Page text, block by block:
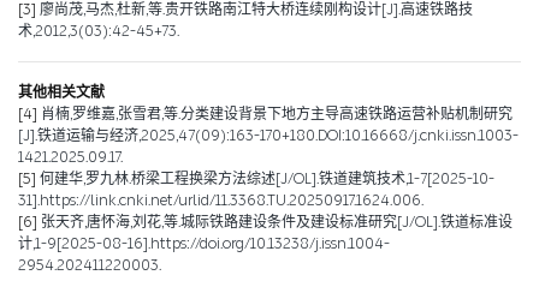
[3] 廖尚茂,马杰,杜新,等.贵开铁路南江特大桥连续刚构设计[J].高速铁路技
术,2012,3(03):42-45+73.
其他相关文献
[4] 肖楠,罗维嘉,张雪君,等.分类建设背景下地方主导高速铁路运营补贴机制研究
[J].铁道运输与经济,2025,47(09):163-170+180.DOI:10.16668/j.cnki.issn.1003-
1421.2025.09.17.
[5] 何建华,罗九林.桥梁工程换梁方法综述[J/OL].铁道建筑技术,1-7[2025-10-
31].https://link.cnki.net/urlid/11.3368.TU.20250917.1624.006.
[6] 张天齐,唐怀海,刘花,等.城际铁路建设条件及建设标准研究[J/OL].铁道标准设
计,1-9[2025-08-16].https://doi.org/10.13238/j.issn.1004-
2954.202411220003.